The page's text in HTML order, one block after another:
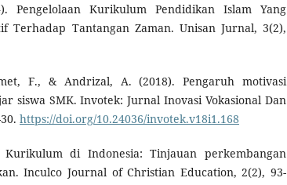
Pengelolaan Kurikulum Pendidikan Islam Yang
Terhadap Tantangan Zaman. Unisan Jurnal, 3(2),
F., & Andrizal, A. (2018). Pengaruh motivasi
siswa SMK. Invotek: Jurnal Inovasi Vokasional Dan
https://doi.org/10.24036/invotek.v18i1.168
di Indonesia: Tinjauan perkembangan
Inculco Journal of Christian Education, 2(2), 93-